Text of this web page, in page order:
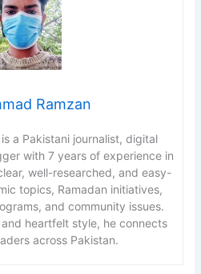
Ramzan
is a Pakistani journalist, digital
with 7 years of experience in
well-researched, and easy-
topics, Ramadan initiatives,
and community issues.
heartfelt style, he connects
across Pakistan.